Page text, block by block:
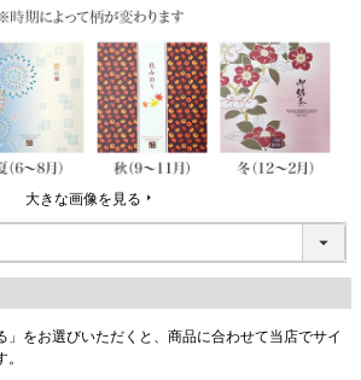
大きな画像を見る
」をお選びいただくと、商品に合わせて当店でサイ